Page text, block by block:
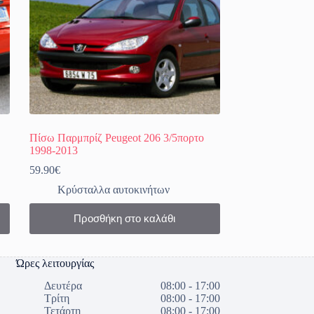
Πίσω Παρμπρίζ Peugeot 206 3/5πορτο
1998-2013
59.90€
Κρύσταλλα αυτοκινήτων
Προσθήκη στο καλάθι
Ώρες λειτουργίας
Δευτέρα
08:00 - 17:00
Τρίτη
08:00 - 17:00
Τετάρτη
08:00 - 17:00